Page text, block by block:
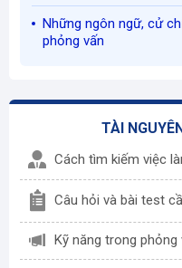
Những ngôn ngữ, cử
phỏng vấn
TÀI
Cách tìm kiếm việc
Câu hỏi và bài test
Kỹ năng trong phỏng